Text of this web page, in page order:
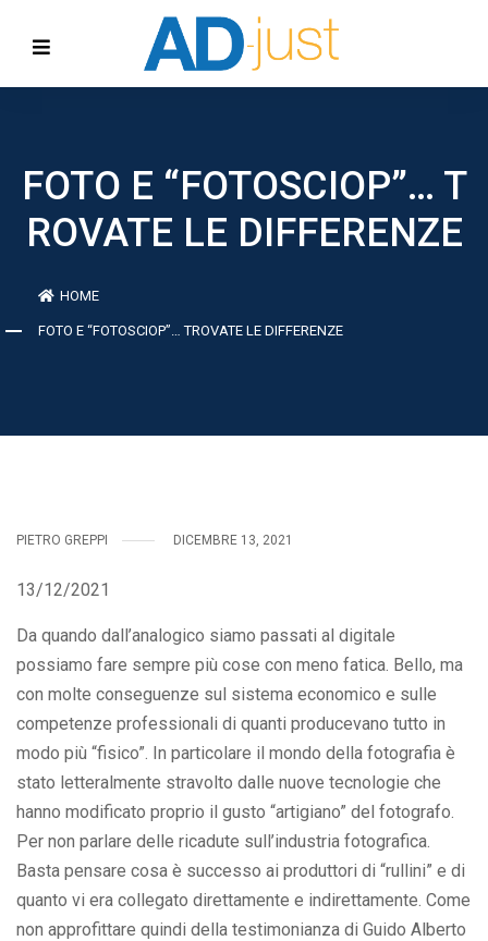
FOTO E “FOTOSCIOP”… T
ROVATE LE DIFFERENZE
HOME
FOTO E “FOTOSCIOP”… TROVATE LE DIFFERENZE
PIETRO GREPPI DICEMBRE 13, 2021
13/12/2021
Da quando dall’analogico siamo passati al digitale
possiamo fare sempre più cose con meno fatica. Bello, ma
con molte conseguenze sul sistema economico e sulle
competenze professionali di quanti producevano tutto in
modo più “fisico”. In particolare il mondo della fotografia è
stato letteralmente stravolto dalle nuove tecnologie che
hanno modificato proprio il gusto “artigiano” del fotografo.
Per non parlare delle ricadute sull’industria fotografica.
Basta pensare cosa è successo ai produttori di “rullini” e di
quanto vi era collegato direttamente e indirettamente. Come
non approfittare quindi della testimonianza di Guido Alberto